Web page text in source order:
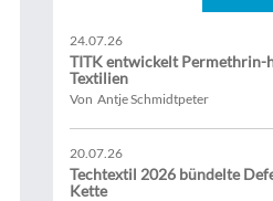
24.07.26
TITK entwickelt Permethrin-
Textilien
Von Antje Schmidtpeter
20.07.26
Techtextil 2026 bündelte
Kette